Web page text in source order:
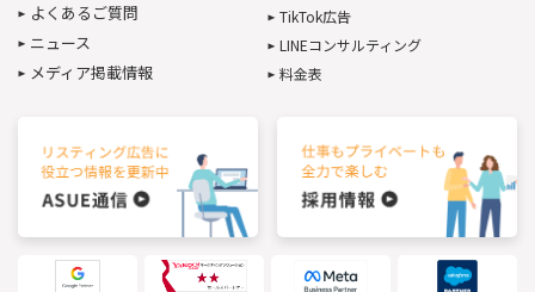
よくあるご質問
ニュース
メディア掲載情報
TikTok広告
LINEコンサルティング
料金表